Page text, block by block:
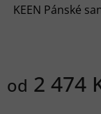
KEEN Pánské
od 2 474